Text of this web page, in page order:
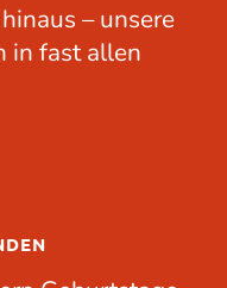
– unsere
in fast allen